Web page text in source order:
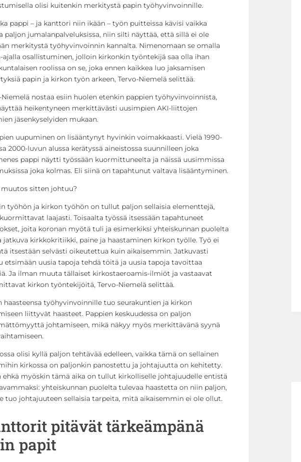
olisi kuitenkin merkitystä papin työhyvinvoinnille.
pappi – ja kanttori niin ikään – työn puitteissa kävisi vaikka
paljon jumalanpalveluksissa, niin silti näyttää, että sillä ei ole
merkitystä työhyvinvoinnin kannalta. Nimenomaan se omalla
ajalla osallistuminen, jolloin kirkonkin työntekijä saa olla ihan
roolissa on se, joka ennen kaikkea luo jaksamisen
papin ja kirkon työn arkeen, Tervo-Niemelä selittää.
Niemelä nostaa esiin huolen etenkin pappien työhyvinvoinnista,
heikentyneen merkittävästi uusimpien AKI-liittojen
jäsenkyselyiden mukaan.
uupuminen on lisääntynyt hyvinkin voimakkaasti. Vielä 1990-
2000-luvun alussa kerätyssä aineistossa suunnilleen joka
pappi näytti työssään kuormittuneelta ja näissä uusimmissa
joka kolmas. Eli siinä on tapahtunut valtava lisääntyminen.
muutos sitten johtuu?
työhön ja kirkon työhön on tullut paljon sellaisia elementtejä,
laajasti. Toisaalta työssä itsessään tapahtuneet
joita koronan myötä tuli ja esimerkiksi yhteiskunnan puolelta
jatkuva kirkkokritiikki, paine ja haastaminen kirkon työlle. Työ ei
itsestään selvästi oikeutettua kuin aikaisemmin. Jatkuvasti
etsimään uusia tapoja tehdä töitä ja uusia tapoja tavoittaa
Ja ilman muuta tällaiset kirkostaeroamis-ilmiöt ja vastaavat
kirkon työntekijöitä, Tervo-Niemelä selittää.
haasteensa työhyvinvoinnille tuo seurakuntien ja kirkon
liittyvät haasteet. Pappien keskuudessa on paljon
johtamiseen, mikä näkyy myös merkittävänä syynä
olisi kyllä paljon tehtävää edelleen, vaikka tämä on sellainen
kirkossa on paljonkin panostettu ja johtajuutta on kehitetty.
ehkä myöskin tämä aika on tullut kirkolliselle johtajuudelle entistä
yhteiskunnan puolelta tulevaa haastetta on niin paljon,
tuo johtajuuteen sellaisia tarpeita, mitä aikaisemmin ei ole ollut.
pitävät tärkeämpänä
papit